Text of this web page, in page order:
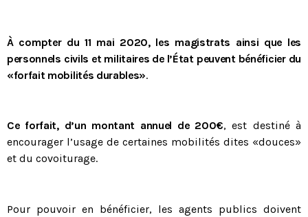
Derniers articles
À compter du 11 mai 2020, les magistrats ainsi que les
personnels civils et militaires de l’État peuvent bénéficier du
«forfait mobilités durables».
Ce forfait, d’un montant annuel de 200€, est destiné à
encourager l’usage de certaines mobilités dites «douces»
et du covoiturage.
Pour pouvoir en bénéficier, les agents publics doivent